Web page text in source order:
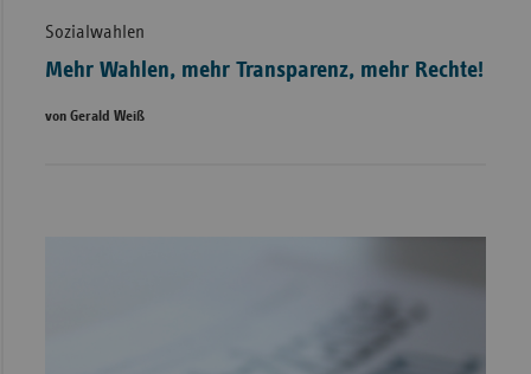
Sozialwahlen
Mehr Wahlen, mehr Transparenz, mehr Rechte!
von Gerald Weiß